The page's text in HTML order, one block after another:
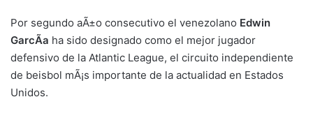
Por segundo aÃ±o consecutivo el venezolano Edwin
GarcÃ­a ha sido designado como el mejor jugador
defensivo de la Atlantic League, el circuito independiente
de beisbol mÃ¡s importante de la actualidad en Estados
Unidos.